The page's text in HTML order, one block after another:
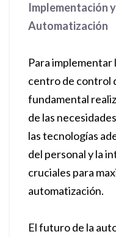
Implementación
Automatización
Para implementar
centro de control
fundamental
de las
las tecnologías
del personal y la
cruciales para
automatización.
El futuro de la